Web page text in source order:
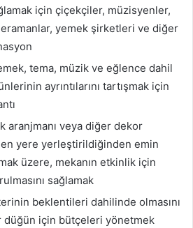
için çiçekçiler, müzisyenler,
yemek şirketleri ve diğer
tema, müzik ve eğlence dahil
ayrıntılarını tartışmak için
aranjmanı veya diğer dekor
yere yerleştirildiğinden emin
üzere, mekanın etkinlik için
sağlamak
beklentileri dahilinde olmasını
düğün için bütçeleri yönetmek